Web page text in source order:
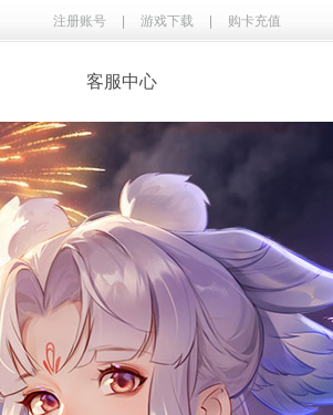
注册账号 游戏下载 购卡充值
客服中心